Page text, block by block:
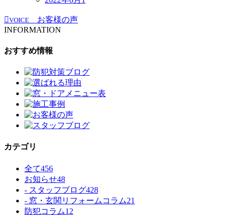
VOICE
お客様の声
INFORMATION
おすすめ情報
カテゴリ
全て456
お知らせ48
- スタッフブログ428
- 窓・玄関リフォームコラム21
防犯コラム12